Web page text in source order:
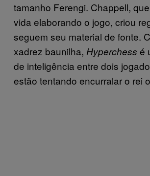
tamanho Ferengi. Chappell,
vida elaborando o jogo, criou
seguem seu material de fonte.
xadrez baunilha, Hyperchess é
de inteligência entre dois
estão tentando encurralar o rei